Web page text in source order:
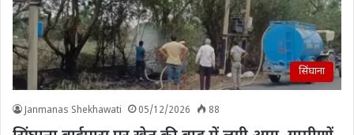
सिंघाना
Janmanas Shekhawati 05/12/2026 88